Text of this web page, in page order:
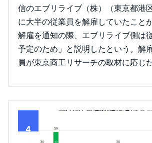
信のエブリライブ（株）（東京都港
に大半の従業員を解雇していたこと
解雇を通知の際、エブリライブ側は
予定のため」と説明したという。解
員が東京商工リサーチの取材に応じた
4